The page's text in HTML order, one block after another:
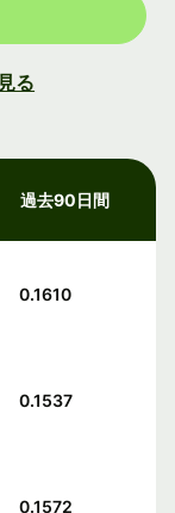
る
過去90日間
0.1610
0.1537
0.1572